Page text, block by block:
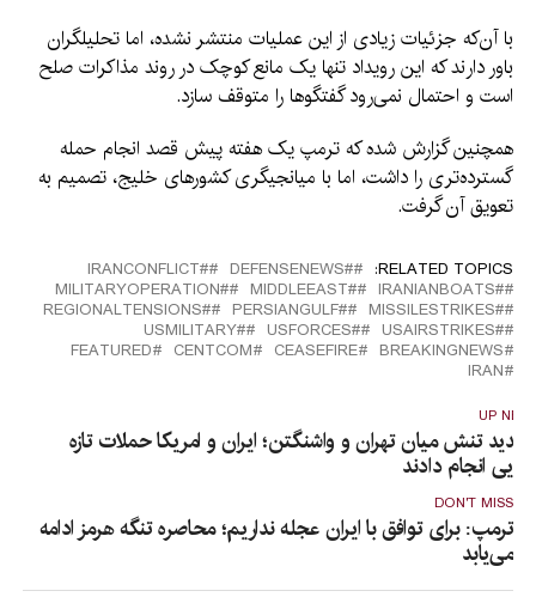
با آن‌که جزئیات زیادی از این عملیات منتشر نشده، اما تحلیلگران
باور دارند که این رویداد تنها یک مانع کوچک در روند مذاکرات صلح
است و احتمال نمی‌رود گفتگوها را متوقف سازد.
همچنین گزارش شده که ترمپ یک هفته پیش قصد انجام حمله
گسترده‌تری را داشت، اما با میانجیگری کشورهای خلیج، تصمیم به
تعویق آن گرفت.
RELATED TOPICS:
#DEFENSENEWS
#IRANCONFLICT
#IRANIANBOATS
#MIDDLEEAST
#MILITARYOPERATION
#MISSILESTRIKES
#PERSIANGULF
#REGIONALTENSIONS
#USAIRSTRIKES
#USFORCES
#USMILITARY
BREAKINGNEWS
CEASEFIRE
CENTCOM
FEATURED
IRAN
UP
تنش میان تهران و واشنگتن؛ ایران و امریکا حملات تازه
انجام دادند
DON'T MISS
ترمپ: برای توافق با ایران عجله نداریم؛ محاصره تنگه هرمز ادامه
می‌یابد